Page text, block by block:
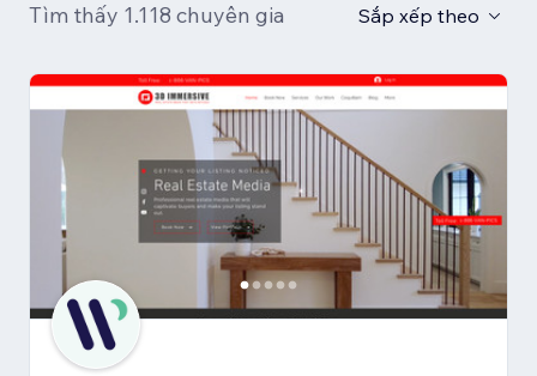
Tìm thấy 1.118 chuyên gia Sắp xếp theo